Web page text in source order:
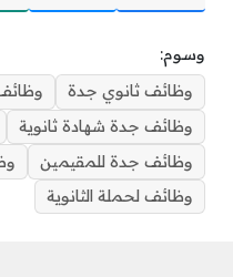
وسوم:
وظائف ثانوي جدة
وظائف جدة شهادة ثانوية
وظائف جدة للمقيمين
وظائف لحملة الثانوية